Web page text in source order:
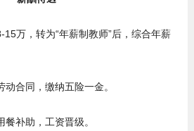
万，转为“年薪制教师”后，综合年薪
合同，缴纳五险一金。
补助，工资晋级。